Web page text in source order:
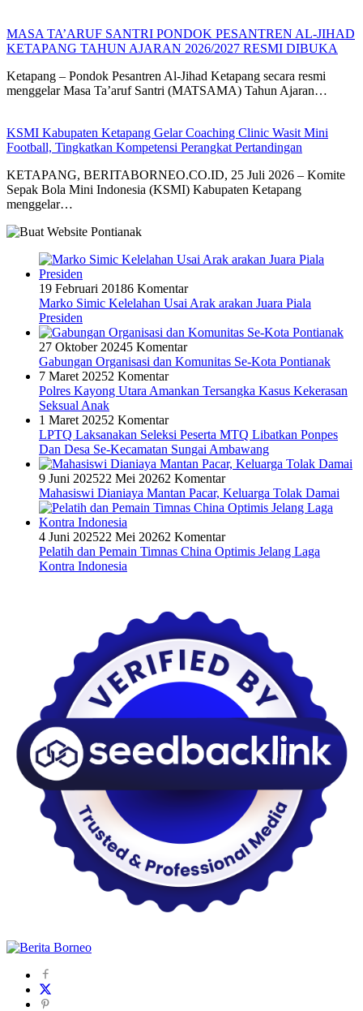
MASA TA’ARUF SANTRI PONDOK PESANTREN AL-JIHAD
KETAPANG TAHUN AJARAN 2026/2027 RESMI DIBUKA
Ketapang – Pondok Pesantren Al-Jihad Ketapang secara resmi
menggelar Masa Ta’aruf Santri (MATSAMA) Tahun Ajaran…
KSMI Kabupaten Ketapang Gelar Coaching Clinic Wasit Mini
Football, Tingkatkan Kompetensi Perangkat Pertandingan
KETAPANG, BERITABORNEO.CO.ID, 25 Juli 2026 – Komite
Sepak Bola Mini Indonesia (KSMI) Kabupaten Ketapang
menggelar…
19 Februari 20186 Komentar
Marko Simic Kelelahan Usai Arak arakan Juara Piala
Presiden
27 Oktober 20245 Komentar
Gabungan Organisasi dan Komunitas Se-Kota Pontianak
7 Maret 20252 Komentar
Polres Kayong Utara Amankan Tersangka Kasus Kekerasan
Seksual Anak
1 Maret 20252 Komentar
LPTQ Laksanakan Seleksi Peserta MTQ Libatkan Ponpes
Dan Desa Se-Kecamatan Sungai Ambawang
9 Juni 202522 Mei 20262 Komentar
Mahasiswi Dianiaya Mantan Pacar, Keluarga Tolak Damai
4 Juni 202522 Mei 20262 Komentar
Pelatih dan Pemain Timnas China Optimis Jelang Laga
Kontra Indonesia